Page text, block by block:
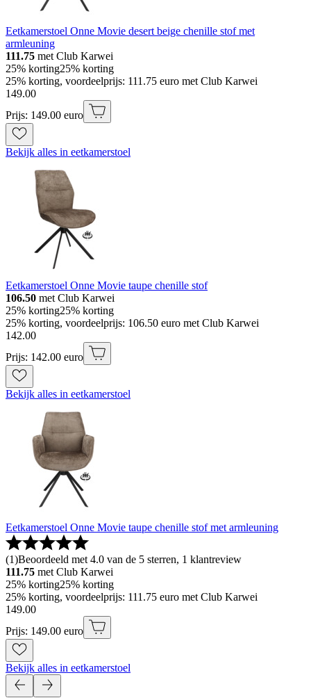
Eetkamerstoel Onne Movie desert beige chenille stof met
armleuning
111.75 met Club Karwei
25% korting25% korting
25% korting, voordeelprijs: 111.75 euro met Club Karwei
149.00
Prijs: 149.00 euro
Bekijk alles in eetkamerstoel
Eetkamerstoel Onne Movie taupe chenille stof
106.50 met Club Karwei
25% korting25% korting
25% korting, voordeelprijs: 106.50 euro met Club Karwei
142.00
Prijs: 142.00 euro
Bekijk alles in eetkamerstoel
Eetkamerstoel Onne Movie taupe chenille stof met armleuning
(1)Beoordeeld met 4.0 van de 5 sterren, 1 klantreview
111.75 met Club Karwei
25% korting25% korting
25% korting, voordeelprijs: 111.75 euro met Club Karwei
149.00
Prijs: 149.00 euro
Bekijk alles in eetkamerstoel